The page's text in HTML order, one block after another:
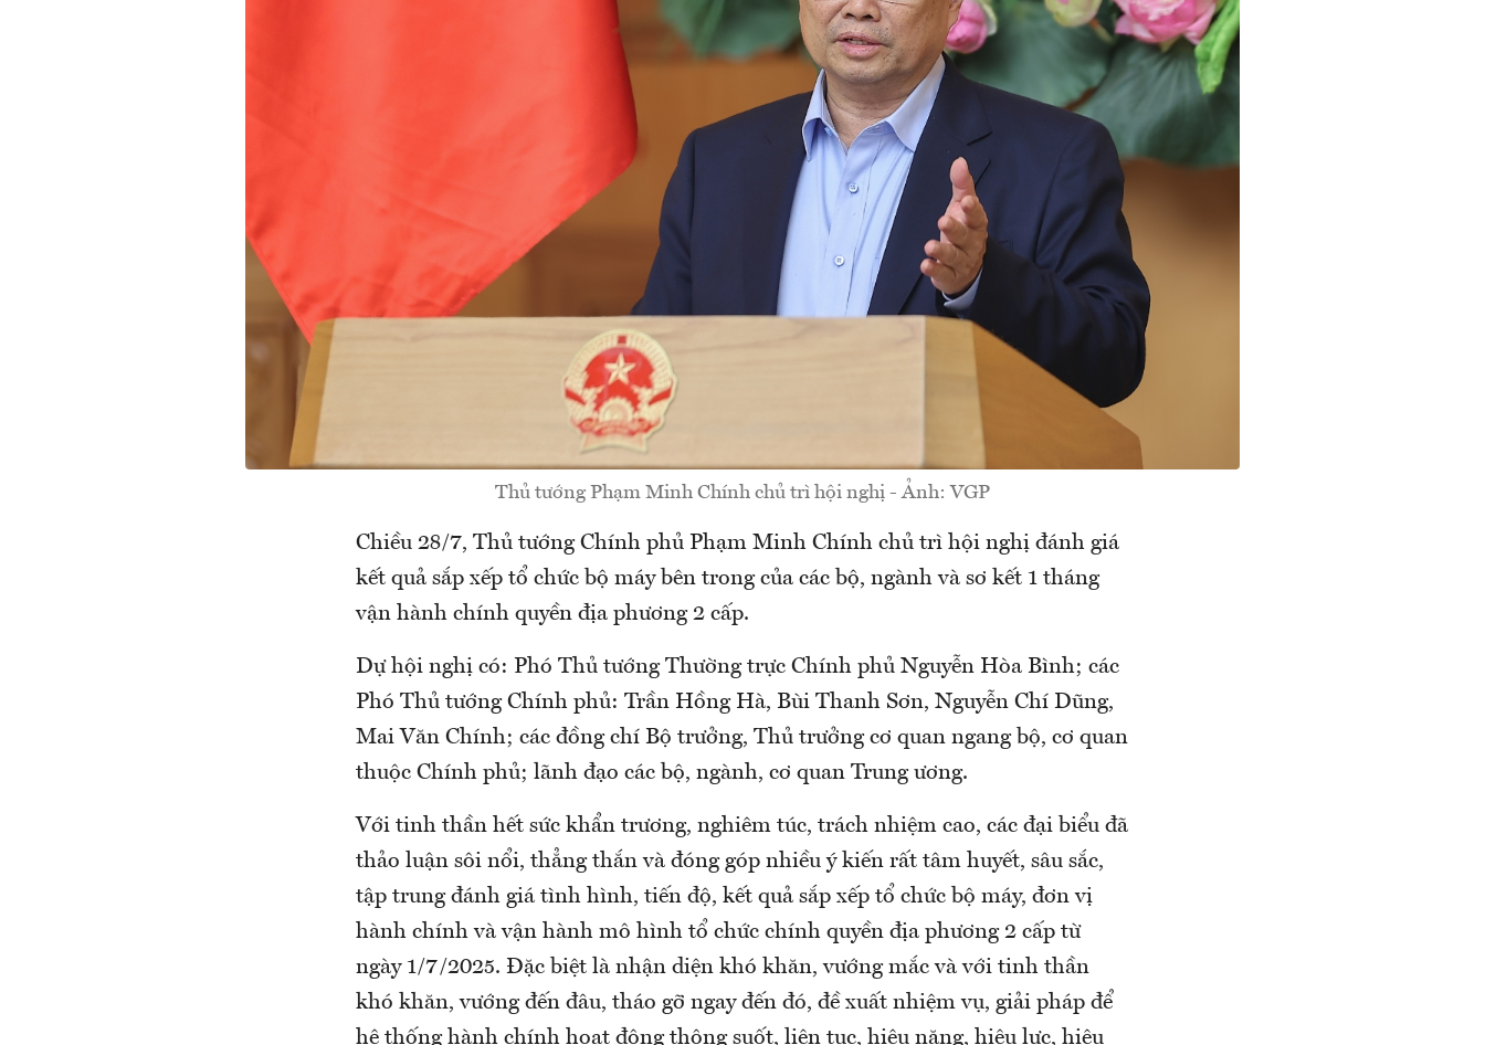
Thủ tướng Phạm Minh Chính chủ trì hội nghị - Ảnh: VGP
Chiều 28/7, Thủ tướng Chính phủ Phạm Minh Chính chủ trì hội nghị đánh giá
kết quả sắp xếp tổ chức bộ máy bên trong của các bộ, ngành và sơ kết 1 tháng
vận hành chính quyền địa phương 2 cấp.
Dự hội nghị có: Phó Thủ tướng Thường trực Chính phủ Nguyễn Hòa Bình; các
Phó Thủ tướng Chính phủ: Trần Hồng Hà, Bùi Thanh Sơn, Nguyễn Chí Dũng,
Mai Văn Chính; các đồng chí Bộ trưởng, Thủ trưởng cơ quan ngang bộ, cơ quan
thuộc Chính phủ; lãnh đạo các bộ, ngành, cơ quan Trung ương.
Với tinh thần hết sức khẩn trương, nghiêm túc, trách nhiệm cao, các đại biểu đã
thảo luận sôi nổi, thẳng thắn và đóng góp nhiều ý kiến rất tâm huyết, sâu sắc,
tập trung đánh giá tình hình, tiến độ, kết quả sắp xếp tổ chức bộ máy, đơn vị
hành chính và vận hành mô hình tổ chức chính quyền địa phương 2 cấp từ
ngày 1/7/2025. Đặc biệt là nhận diện khó khăn, vướng mắc và với tinh thần
khó khăn, vướng đến đâu, tháo gỡ ngay đến đó, đề xuất nhiệm vụ, giải pháp để
hệ thống hành chính hoạt động thông suốt, liên tục, hiệu năng, hiệu lực, hiệu